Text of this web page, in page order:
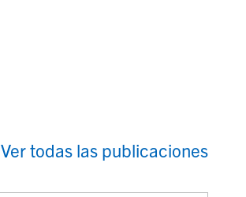
Ver todas las publicaciones